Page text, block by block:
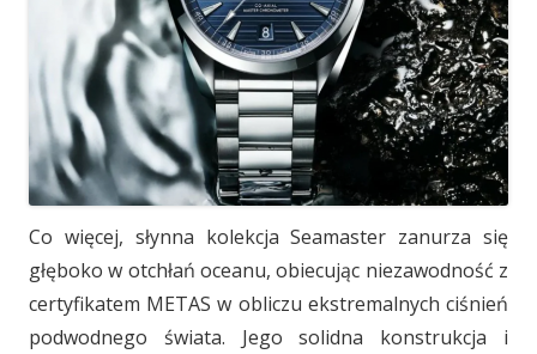
Co więcej, słynna kolekcja Seamaster zanurza się
głęboko w otchłań oceanu, obiecując niezawodność z
certyfikatem METAS w obliczu ekstremalnych ciśnień
podwodnego świata. Jego solidna konstrukcja i